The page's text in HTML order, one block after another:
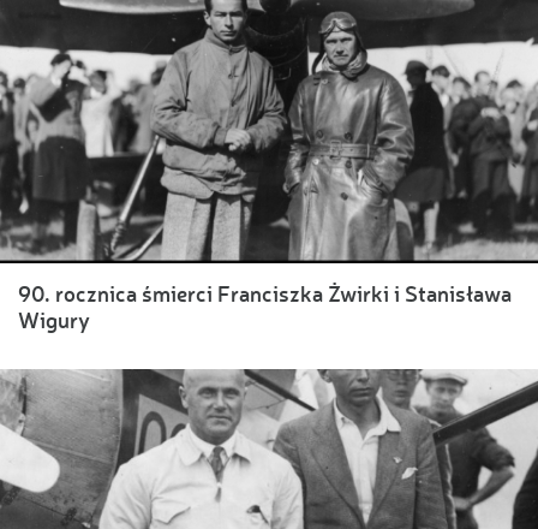
90. rocznica śmierci Franciszka Żwirki i Stanisława
Wigury